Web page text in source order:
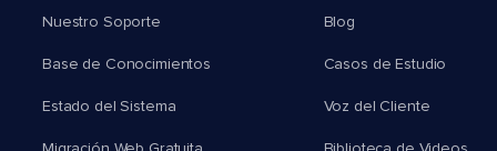
Nuestro Soporte
Base de Conocimientos
Estado del Sistema
Blog
Casos de Estudio
Voz del Cliente